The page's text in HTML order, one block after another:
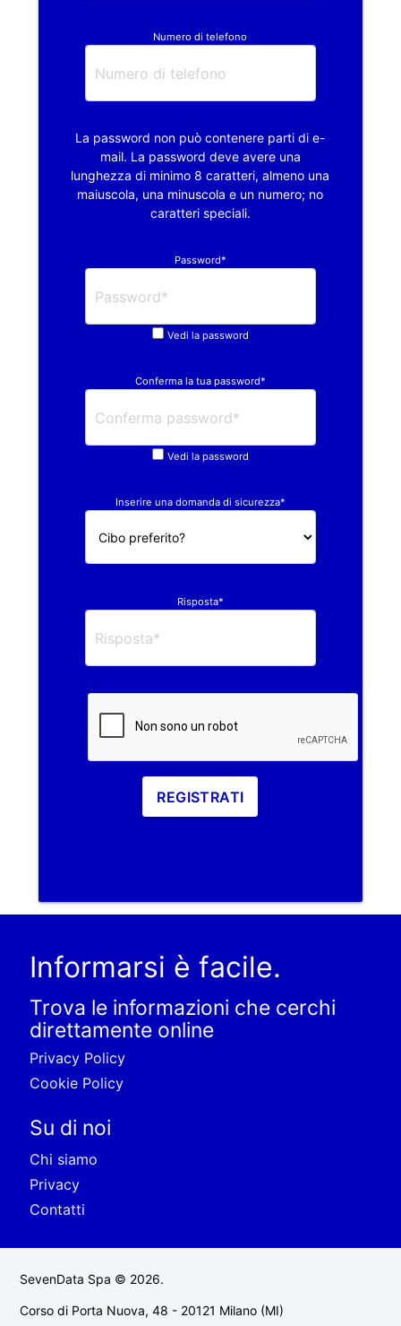
Numero di telefono
La password non può contenere parti di e-
mail. La password deve avere una
lunghezza di minimo 8 caratteri, almeno una
maiuscola, una minuscola e un numero; no
caratteri speciali.
Password*
Vedi la password
Conferma la tua password*
Vedi la password
Inserire una domanda di sicurezza*
Risposta*
REGISTRATI
Informarsi è facile.
Trova le informazioni che cerchi
direttamente online
Privacy Policy
Cookie Policy
Su di noi
Chi siamo
Privacy
Contatti
SevenData Spa © 2026.
Corso di Porta Nuova, 48 - 20121 Milano (MI)